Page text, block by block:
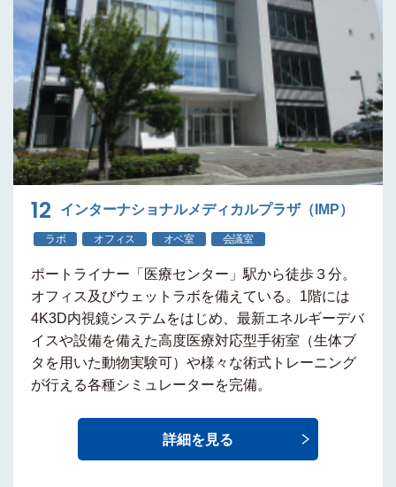
12 インターナショナルメディカルプラザ（IMP）
ラボ オフィス オペ室 会議室
ポートライナー 「医療センター」駅から徒歩３分。
オフィス及びウェットラボを備えている。1階には
4K3D内視鏡システム をはじめ、最新エネルギーデバ
イスや設備を備えた高度医療対応型手術室 （生体ブ
タを用いた動物実験可）や様々な術式トレーニング
が行える各種シミュレーターを完備。
詳細を見る